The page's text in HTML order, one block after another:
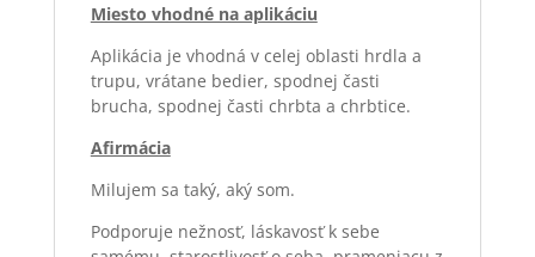
Miesto vhodné na aplikáciu
Aplikácia je vhodná v celej oblasti hrdla a
trupu, vrátane bedier, spodnej časti
brucha, spodnej časti chrbta a chrbtice.
Afirmácia
Milujem sa taký, aký som.
Podporuje nežnosť, láskavosť k sebe